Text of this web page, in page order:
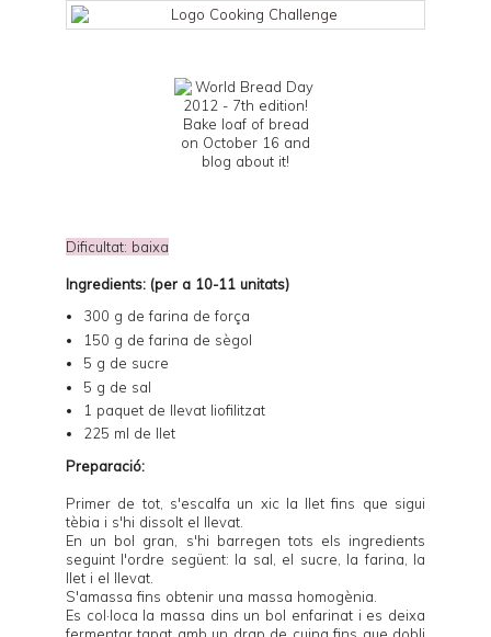
Dificultat: baixa
Ingredients: (per a 10-11 unitats)
300 g de farina de força
150 g de farina de sègol
5 g de sucre
5 g de sal
1 paquet de llevat liofilitzat
225 ml de llet
Preparació:
Primer de tot, s'escalfa un xic la llet fins que sigui
tèbia i s'hi dissolt el llevat.
En un bol gran, s'hi barregen tots els ingredients
seguint l'ordre següent: la sal, el sucre, la farina, la
llet i el llevat.
S'amassa fins obtenir una massa homogènia.
Es col·loca la massa dins un bol enfarinat i es deixa
fermentar tapat amb un drap de cuina fins que dobli